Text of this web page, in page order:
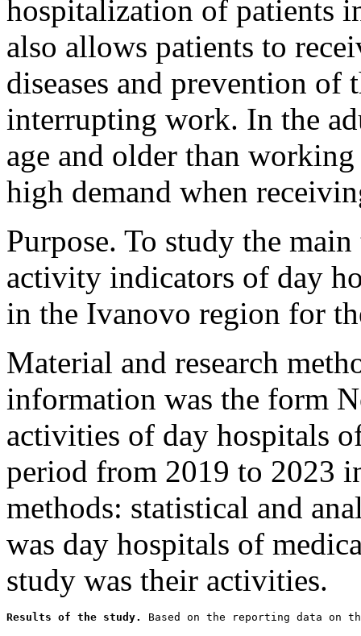
hospitalization of patients
also allows patients to
diseases and prevention
interrupting work. In the
age and older than
high demand when
Purpose. To study the
activity indicators of day
in the Ivanovo region for
Material and research
information was the form
activities of day hospitals
period from 2019 to 2023
methods: statistical and
was day hospitals of
study was their activities.
Results of the study. Based on the reporting data on